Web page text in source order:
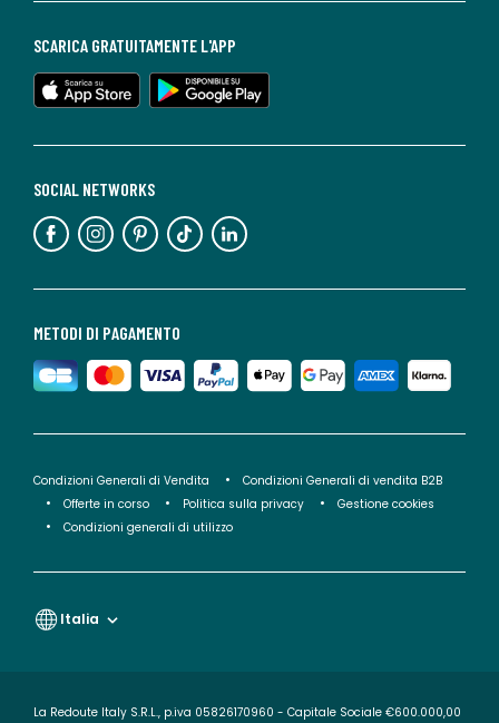
METODI DI PAGAMENTO
SOCIAL NETWORKS
SCARICA GRATUITAMENTE L'APP
Condizioni Generali di Vendita
Condizioni Generali di vendita B2B
Offerte in corso
Politica sulla privacy
Gestione cookies
Condizioni generali di utilizzo
Italia
La Redoute Italy S.R.L., p.iva 05826170960 - Capitale Sociale €600.000,00